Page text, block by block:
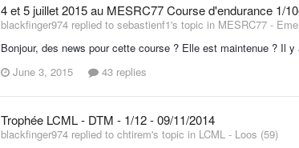
4 et 5 juillet 2015 au MESRC77 Course d'endurance 1/
blackfinger974 replied to sebastienf1's topic in MESRC77 -
Bonjour, des news pour cette course ? Elle est maintenue ? Il
June 3, 2015
43 replies
Trophée LCML - DTM - 1/12 - 09/11/2014
blackfinger974 replied to chtirem's topic in LCML - Loos (59)